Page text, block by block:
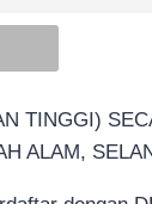
TINGGI)
ALAM,